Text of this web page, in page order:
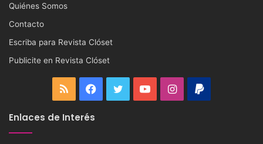
Quiénes Somos
Contacto
Escriba para Revista Clóset
Publicite en Revista Clóset
RSS Facebook
TwitterYouTubeInstagram
PayPal
Enlaces de Interés